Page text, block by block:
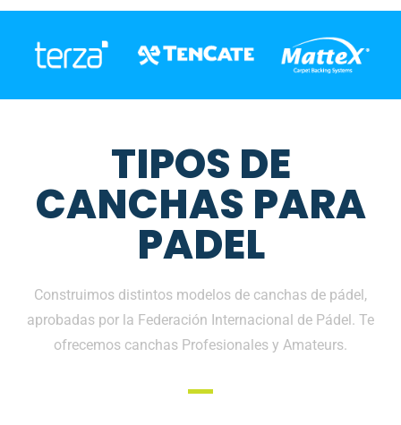
TIPOS DE
CANCHAS PARA
PADEL
Construimos distintos modelos de canchas de pádel,
aprobadas por la Federación Internacional de Pádel. Te
ofrecemos canchas Profesionales y Amateurs.